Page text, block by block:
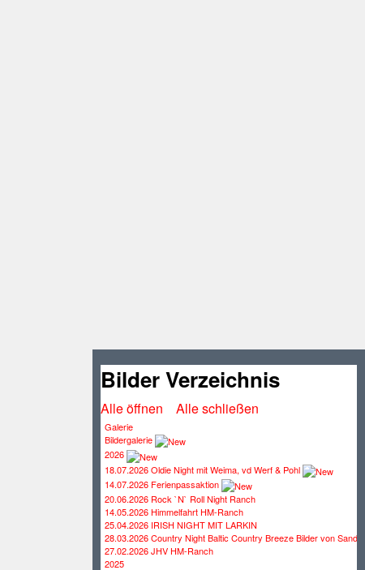
Bilder Verzeichnis
Alle öffnen Alle schließen
Galerie
Bildergalerie
2026
18.07.2026 Oldie Night mit Weima, vd Werf & Pohl
14.07.2026 Ferienpassaktion
20.06.2026 Rock `N` Roll Night Ranch
14.05.2026 Himmelfahrt HM-Ranch
25.04.2026 IRISH NIGHT MIT LARKIN
28.03.2026 Country Night Baltic Country Breeze Bilder von Sandra
27.02.2026 JHV HM-Ranch
2025